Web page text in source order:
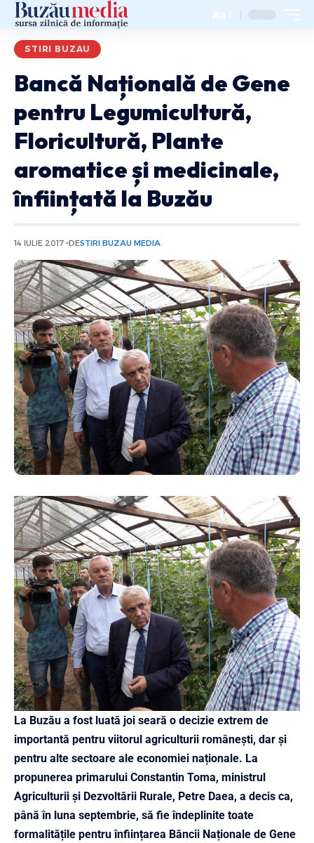
Aa
STIRI BUZAU
Bancă Națională de Gene
pentru Legumicultură,
Floricultură, Plante
aromatice și medicinale,
înființată la Buzău
14 IULIE 2017 DESTIRI BUZAU MEDIA
La Buzău a fost luată joi seară o decizie extrem de
importantă pentru viitorul agriculturii românești, dar și
pentru alte sectoare ale economiei naționale. La
propunerea primarului Constantin Toma, ministrul
Agriculturii și Dezvoltării Rurale, Petre Daea, a decis ca,
până în luna septembrie, să fie îndeplinite toate
formalitățile pentru înființarea Băncii Naționale de Gene